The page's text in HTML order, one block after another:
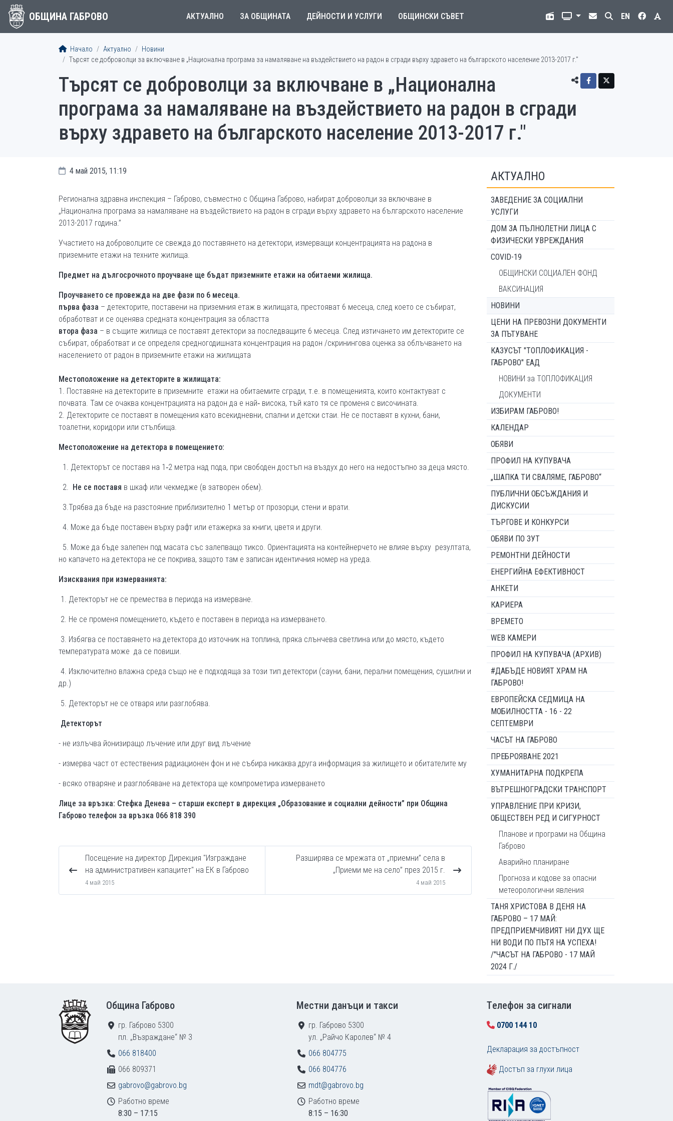
ОБЩИНА ГАБРОВО АКТУАЛНО ЗА ОБЩИНАТА ДЕЙНОСТИ И УСЛУГИ ОБЩИНСКИ СЪВЕТ EN
Начало Актуално
Новини
Търсят се доброволци за включване в „Национална програма за намаляване на въздействието на радон в сгради върху здравето на българското население 2013-2017 г."
Търсят се доброволци за включване в „Национална
програма за намаляване на въздействието на радон в сгради
върху здравето на българското население 2013-2017 г."
4 май 2015, 11:19
Регионална здравна инспекция – Габрово, съвместно с Община Габрово, набират доброволци за включване в
„Национална програма за намаляване на въздействието на радон в сгради върху здравето на българското население
2013-2017 година.”
Участието на доброволците се свежда до поставянето на детектори, измерващи концентрацията на радона в
приземните етажи на техните жилища.
Предмет на дългосрочното проучване ще бъдат приземните етажи на обитаеми жилища.
Проучването се провежда на две фази по 6 месеца.
първа фаза – детекторите, поставени на приземния етаж в жилищата, престояват 6 месеца, след което се събират,
обработват и се оценява средната концентрация за областта
втора фаза – в същите жилища се поставят детектори за последващите 6 месеца. След изтичането им детекторите се
събират, обработват и се определя средногодишната концентрация на радон /скринингова оценка за облъчването на
населението от радон в приземните етажи на жилищата
Местоположение на детекторите в жилищата:
1. Поставяне на детекторите в приземните етажи на обитаемите сгради, т.е. в помещенията, които контактуват с
почвата. Там се очаква концентрацията на радон да е най‐ висока, тъй като тя се променя с височината.
2. Детекторите се поставят в помещения като всекидневни, спални и детски стаи. Не се поставят в кухни, бани,
тоалетни, коридори или стълбища.
Местоположение на детектора в помещението:
1. Детекторът се поставя на 1‐2 метра над пода, при свободен достъп на въздух до него на недостъпно за деца място.
2. Не се поставя в шкаф или чекмедже (в затворен обем).
3.Трябва да бъде на разстояние приблизително 1 метър от прозорци, стени и врати.
4. Може да бъде поставен върху рафт или етажерка за книги, цветя и други.
5. Може да бъде залепен под масата със залепващо тиксо. Ориентацията на контейнерчето не влияе върху резултата,
но капачето на детектора не се покрива, защото там е записан идентичния номер на уреда.
Изисквания при измерванията:
1. Детекторът не се премества в периода на измерване.
2. Не се променя помещението, където е поставен в периода на измерването.
3. Избягва се поставянето на детектора до източник на топлина, пряка слънчева светлина или до място, където
температурата може да се повиши.
4. Изключително влажна среда също не е подходяща за този тип детектори (сауни, бани, перални помещения, сушилни и
др.)
5. Детекторът не се отваря или разглобява.
Детекторът
- не излъчва йонизиращо лъчение или друг вид лъчение
- измерва част от естествения радиационен фон и не събира никаква друга информация за жилището и обитателите му
- всяко отваряне и разглобяване на детектора ще компрометира измерването
Лице за връзка: Стефка Денева – старши експерт в дирекция „Образование и социални дейности” при Община
Габрово телефон за връзка 066 818 390
Посещение на директор Дирекция "Изграждане
на административен капацитет" на ЕК в Габрово
4 май 2015
Разширява се мрежата от „приемни” села в
„Приеми ме на село” през 2015 г.
4 май 2015
АКТУАЛНО
ЗАВЕДЕНИЕ ЗА СОЦИАЛНИ
УСЛУГИ
ДОМ ЗА ПЪЛНОЛЕТНИ ЛИЦА С
ФИЗИЧЕСКИ УВРЕЖДАНИЯ
COVID-19
ОБЩИНСКИ СОЦИАЛЕН ФОНД
ВАКСИНАЦИЯ
НОВИНИ
ЦЕНИ НА ПРЕВОЗНИ ДОКУМЕНТИ
ЗА ПЪТУВАНЕ
КАЗУСЪТ "ТОПЛОФИКАЦИЯ -
ГАБРОВО" ЕАД
НОВИНИ за ТОПЛОФИКАЦИЯ
ДОКУМЕНТИ
ИЗБИРАМ ГАБРОВО!
КАЛЕНДАР
ОБЯВИ
ПРОФИЛ НА КУПУВАЧА
„ШАПКА ТИ СВАЛЯМЕ, ГАБРОВО“
ПУБЛИЧНИ ОБСЪЖДАНИЯ И
ДИСКУСИИ
ТЪРГОВЕ И КОНКУРСИ
ОБЯВИ ПО ЗУТ
РЕМОНТНИ ДЕЙНОСТИ
ЕНЕРГИЙНА ЕФЕКТИВНОСТ
АНКЕТИ
КАРИЕРА
ВРЕМЕТО
WEB КАМЕРИ
ПРОФИЛ НА КУПУВАЧА (АРХИВ)
#ДАБЪДЕ НОВИЯТ ХРАМ НА
ГАБРОВО!
ЕВРОПЕЙСКА СЕДМИЦА НА
МОБИЛНОСТТА - 16 - 22
СЕПТЕМВРИ
ЧАСЪТ НА ГАБРОВО
ПРЕБРОЯВАНЕ 2021
ХУМАНИТАРНА ПОДКРЕПА
ВЪТРЕШНОГРАДСКИ ТРАНСПОРТ
УПРАВЛЕНИЕ ПРИ КРИЗИ,
ОБЩЕСТВЕН РЕД И СИГУРНОСТ
Планове и програми на Община
Габрово
Аварийно планиране
Прогноза и кодове за опасни
метеорологични явления
ТАНЯ ХРИСТОВА В ДЕНЯ НА
ГАБРОВО – 17 МАЙ:
ПРЕДПРИЕМЧИВИЯТ НИ ДУХ ЩЕ
НИ ВОДИ ПО ПЪТЯ НА УСПЕХА!
/"ЧАСЪТ НА ГАБРОВО - 17 МАЙ
2024 Г./
Община Габрово
гр. Габрово 5300
пл. „Възраждане“ № 3
066 818400
066 809371
gabrovo@gabrovo.bg
Работно време
8:30 – 17:15
Местни данъци и такси
гр. Габрово 5300
ул. „Райчо Каролев“ № 4
066 804775
066 804776
mdt@gabrovo.bg
Работно време
8:15 – 16:30
Tелефон за сигнали
0700 144 10
Декларация за достъпност
Достъп за глухи лица